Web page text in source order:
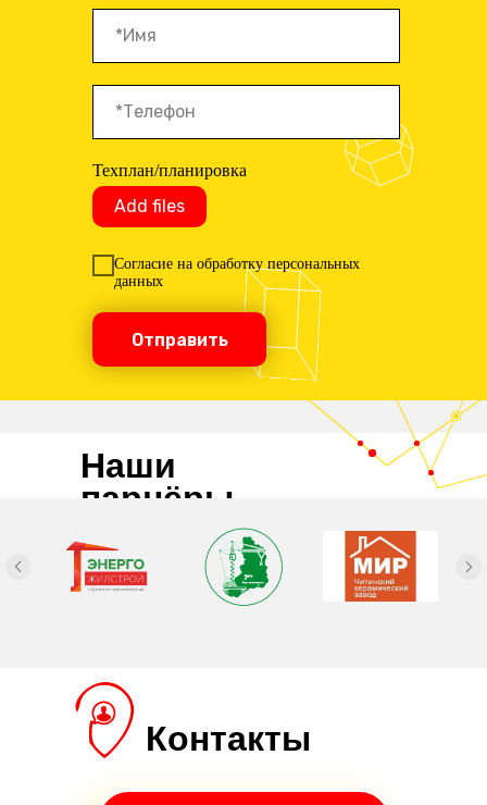
Техплан/планировка
Add files
Согласие на обработку персональных
данных
Отправить
Наши
парнёры
Контакты